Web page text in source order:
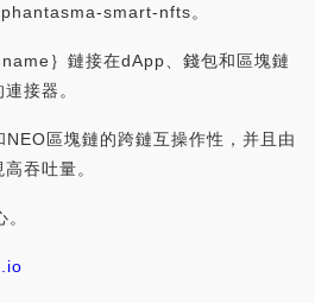
smart-nfts。
｝鏈接在dApp、錢包和區塊鏈
接器。
區塊鏈的跨鏈互操作性，并且由
吞吐量。